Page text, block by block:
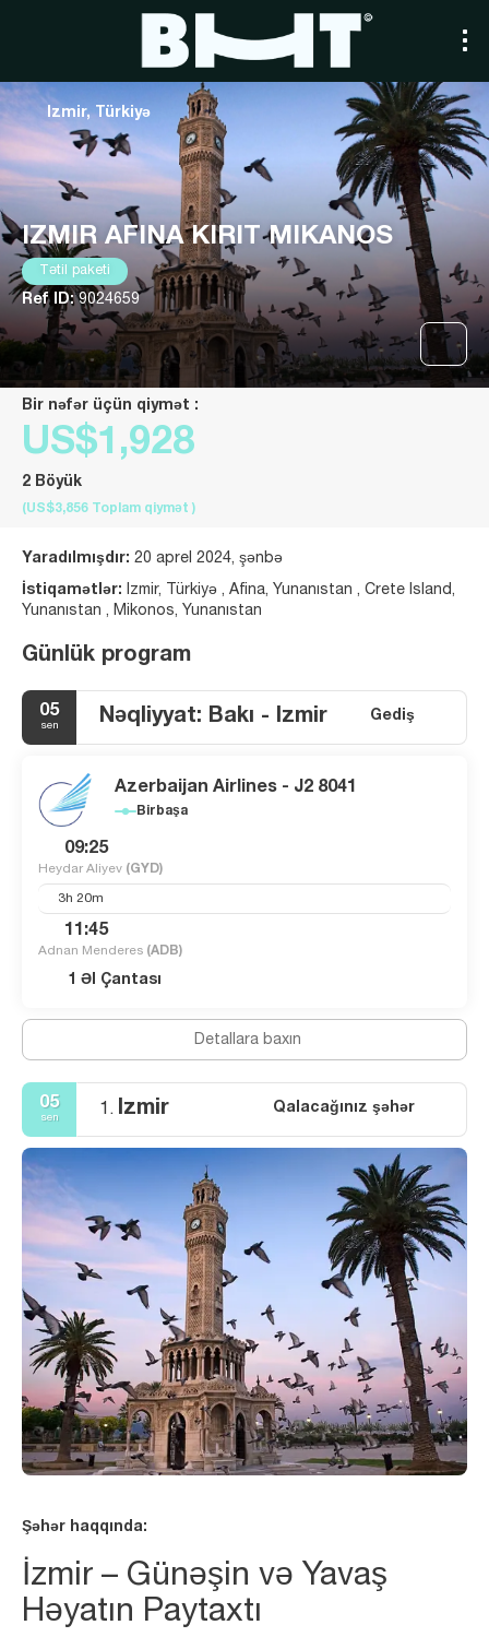
IZMIR AFINA KIRIT MIKANOS
Tətil paketi
Ref ID:9024659
Izmir, Türkiyə
Bir nəfər üçün qiymət :
US$1,928
2 Böyük
(US$3,856 Toplam qiymət )
Yaradılmışdır: 20 aprel 2024, şənbə
İstiqamətlər:
Izmir, Türkiyə , Afina, Yunanıstan , Crete Island,
Yunanıstan , Mikonos, Yunanıstan
Günlük program
05
sen Nəqliyyat: Bakı - Izmir Gediş
Azerbaijan Airlines - J2 8041
Birbaşa
09:25
Heydar Aliyev (GYD)
3h 20m
11:45
Adnan Menderes (ADB)
1 Əl Çantası
Detallara baxın
05
sen 1. Izmir Qalacağınız şəhər
Şəhər haqqında:
İzmir – Günəşin və Yavaş
Həyatın Paytaxtı